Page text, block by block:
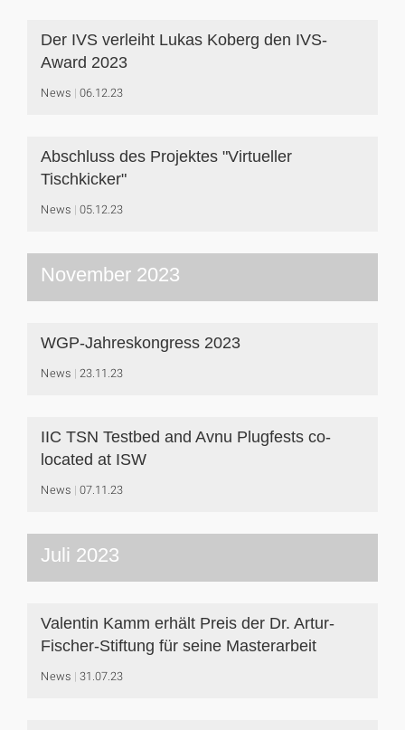
Der IVS verleiht Lukas Koberg den IVS-
Award 2023
News 06.12.23
Abschluss des Projektes "Virtueller
Tischkicker"
News 05.12.23
November 2023
WGP-Jahreskongress 2023
News 23.11.23
IIC TSN Testbed and Avnu Plugfests co-
located at ISW
News 07.11.23
Juli 2023
Valentin Kamm erhält Preis der Dr. Artur-
Fischer-Stiftung für seine Masterarbeit
News 31.07.23